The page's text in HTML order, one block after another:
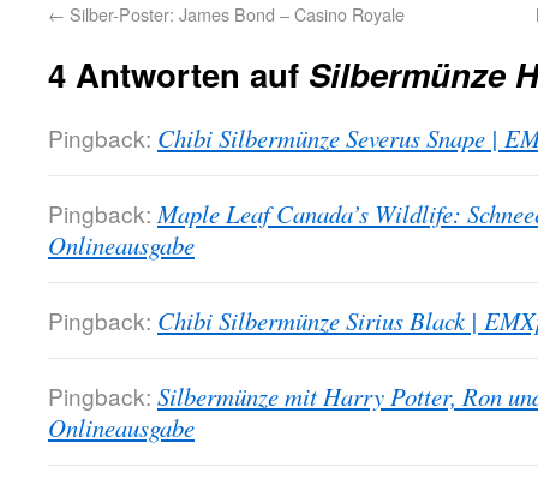
← Silber-Poster: James Bond – Casino Royale
4 Antworten auf Silbermünze
Pingback: Chibi Silbermünze Severus Snape |
Pingback: Maple Leaf Canada’s Wildlife:
Onlineausgabe
Pingback: Chibi Silbermünze Sirius Black |
Pingback: Silbermünze mit Harry Potter, Ron
Onlineausgabe